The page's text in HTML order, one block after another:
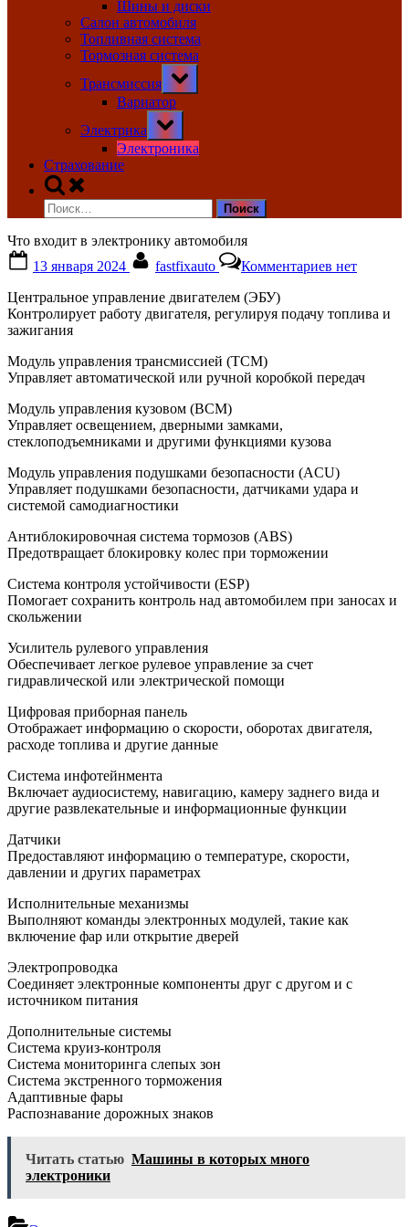
Шины и диски
Салон автомобиля
Топливная система
Тормозная система
Трансмиссия
Toggle
sub-
menu
Вариатор
Электрика
Toggle
sub-
menu
Электроника
Страхование
Toggle
search
form
Найти:
Что входит в электронику автомобиля
on
13 января 2024 fastfixauto Комментариевзаписи
в
нет
Центральное управление двигателем (ЭБУ)
Контролирует работу двигателя, регулируя подачу топлива и
зажигания
Модуль управления трансмиссией (TCM)
Управляет автоматической или ручной коробкой передач
Модуль управления кузовом (BCM)
Управляет освещением, дверными замками,
стеклоподъемниками и другими функциями кузова
Модуль управления подушками безопасности (ACU)
Управляет подушками безопасности, датчиками удара и
системой самодиагностики
Антиблокировочная система тормозов (ABS)
Предотвращает блокировку колес при торможении
Система контроля устойчивости (ESP)
Помогает сохранить контроль над автомобилем при заносах и
скольжении
Усилитель рулевого управления
Обеспечивает легкое рулевое управление за счет
гидравлической или электрической помощи
Цифровая приборная панель
Отображает информацию о скорости, оборотах двигателя,
расходе топлива и другие данные
Система инфотейнмента
Включает аудиосистему, навигацию, камеру заднего вида и
другие развлекательные и информационные функции
Датчики
Предоставляют информацию о температуре, скорости,
давлении и других параметрах
Исполнительные механизмы
Выполняют команды электронных модулей, такие как
включение фар или открытие дверей
Электропроводка
Соединяет электронные компоненты друг с другом и с
источником питания
Дополнительные системы
Система круиз-контроля
Система мониторинга слепых зон
Система экстренного торможения
Адаптивные фары
Распознавание дорожных знаков
Читать статью Машины в которых много
электроники